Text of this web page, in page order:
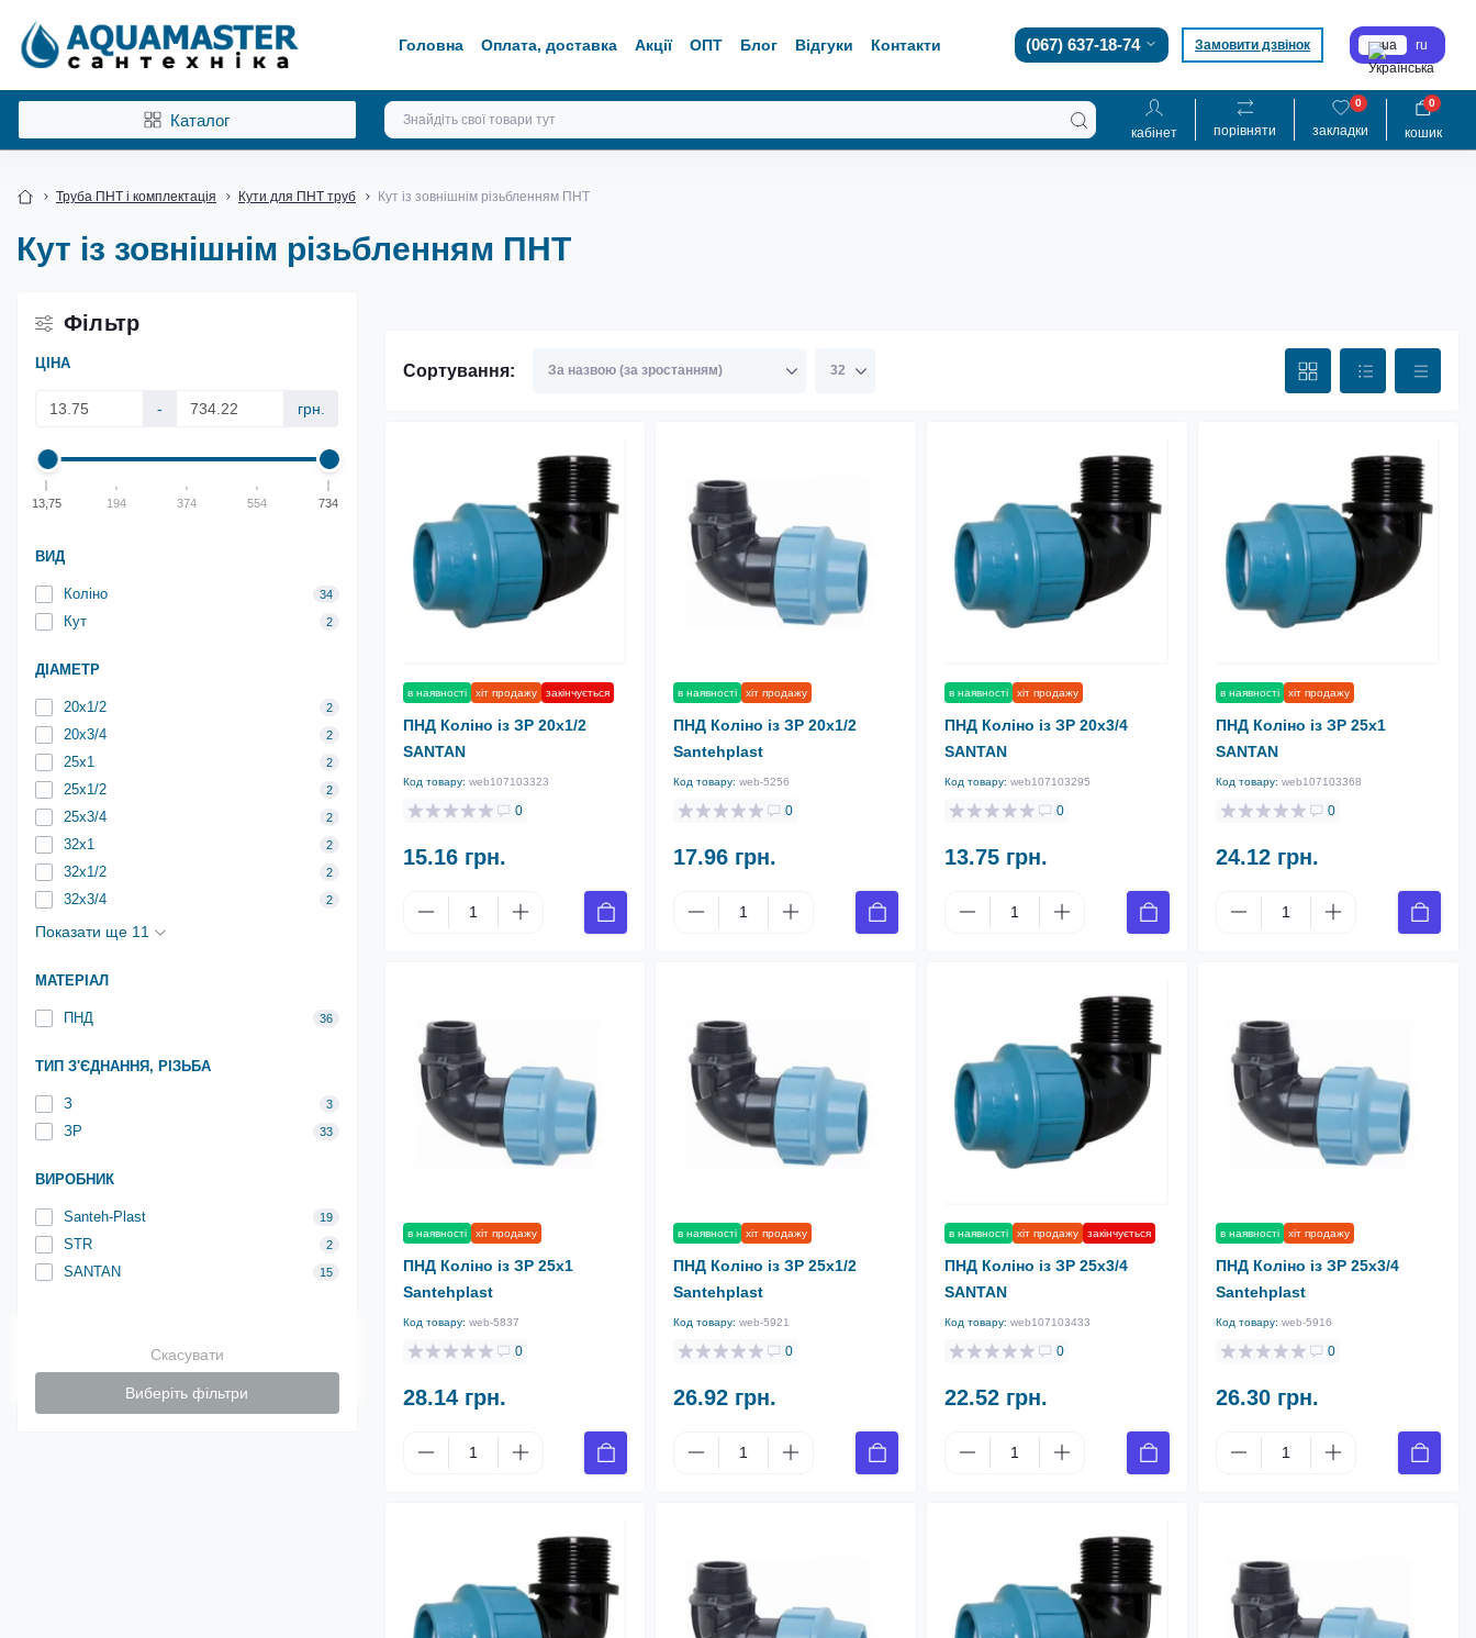
Головна Оплата, доставка Акції ОПТ Блог Відгуки Контакти (067) 637-18-74 Замовити дзвінок ua ru
Каталог
кабінет порівняти закладки
0
кошик
0
Труба ПНТ і комплектація Кути для ПНТ труб Кут із зовнішнім різьбленням ПНТ
Кут із зовнішнім різьбленням ПНТ
Фільтр
ЦІНА
- грн.
13,75 194 374 554 734
ВИД
Коліно 34
Кут 2
ДІАМЕТР
20х1/2 2
20х3/4 2
25х1 2
25х1/2 2
25х3/4 2
32х1 2
32х1/2 2
32х3/4 2
Показати ще 11
МАТЕРІАЛ
ПНД 36
ТИП З'ЄДНАННЯ, РІЗЬБА
З 3
ЗР 33
ВИРОБНИК
Santeh-Plast 19
STR 2
SANTAN 15
Скасувати
Виберіть фільтри
Сортування:
в наявності хіт продажу закінчується
ПНД Коліно із ЗР 20х1/2
SANTAN
Код товару: web107103323
0
15.16 грн.
в наявності хіт продажу
ПНД Коліно із ЗР 20х1/2
Santehplast
Код товару:web-5256
0
17.96 грн.
в наявності хіт продажу
ПНД Коліно із ЗР 20х3/4
SANTAN
Код товару:web107103295
0
13.75 грн.
в наявності хіт продажу
ПНД Коліно із ЗР 25х1
SANTAN
Код товару:web107103368
0
24.12 грн.
в наявності хіт продажу
ПНД Коліно із ЗР 25х1
Santehplast
Код товару: web-5837
0
28.14 грн.
в наявності хіт продажу
ПНД Коліно із ЗР 25х1/2
Santehplast
Код товару:web-5921
0
26.92 грн.
в наявності хіт продажу закінчується
ПНД Коліно із ЗР 25х3/4
SANTAN
Код товару:web107103433
0
22.52 грн.
в наявності хіт продажу
ПНД Коліно із ЗР 25х3/4
Santehplast
Код товару:web-5916
0
26.30 грн.